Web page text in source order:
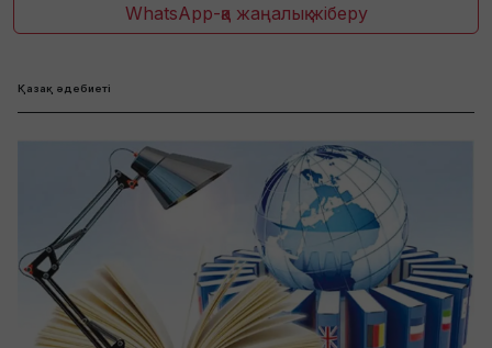
WhatsApp-қа жаңалық жіберу
Қазақ әдебиеті